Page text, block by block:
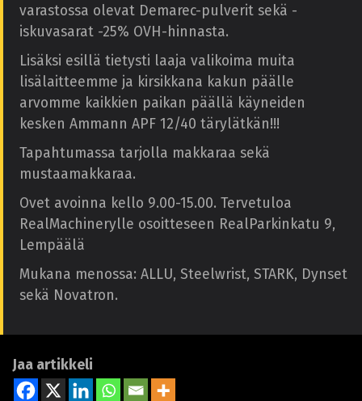
varastossa olevat Demarec-pulverit sekä -
iskuvasarat -25% OVH-hinnasta.
Lisäksi esillä tietysti laaja valikoima muita
lisälaitteemme ja kirsikkana kakun päälle
arvomme kaikkien paikan päällä käyneiden
kesken Ammann APF 12/40 tärylätkän!!!
Tapahtumassa tarjolla makkaraa sekä
mustaamakkaraa.
Ovet avoinna kello 9.00-15.00. Tervetuloa
RealMachinerylle osoitteseen RealParkinkatu 9,
Lempäälä
Mukana menossa: ALLU, Steelwrist, STARK, Dynset
sekä Novatron.
Jaa artikkeli